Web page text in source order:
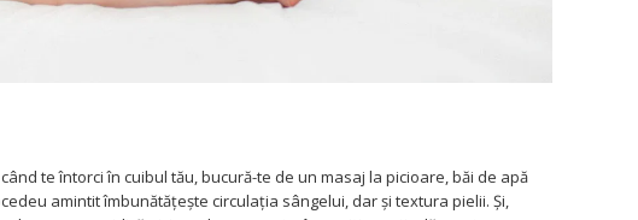
te întorci în cuibul tău, bucură-te de un masaj la picioare, băi de apă
amintit îmbunătățește circulația sângelui, dar și textura pielii. Și,